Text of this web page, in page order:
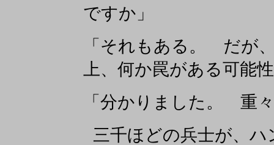
ですか」
「それもある。 だが
上、何か罠がある可能
「分かりました。 重
三千ほどの兵士が、